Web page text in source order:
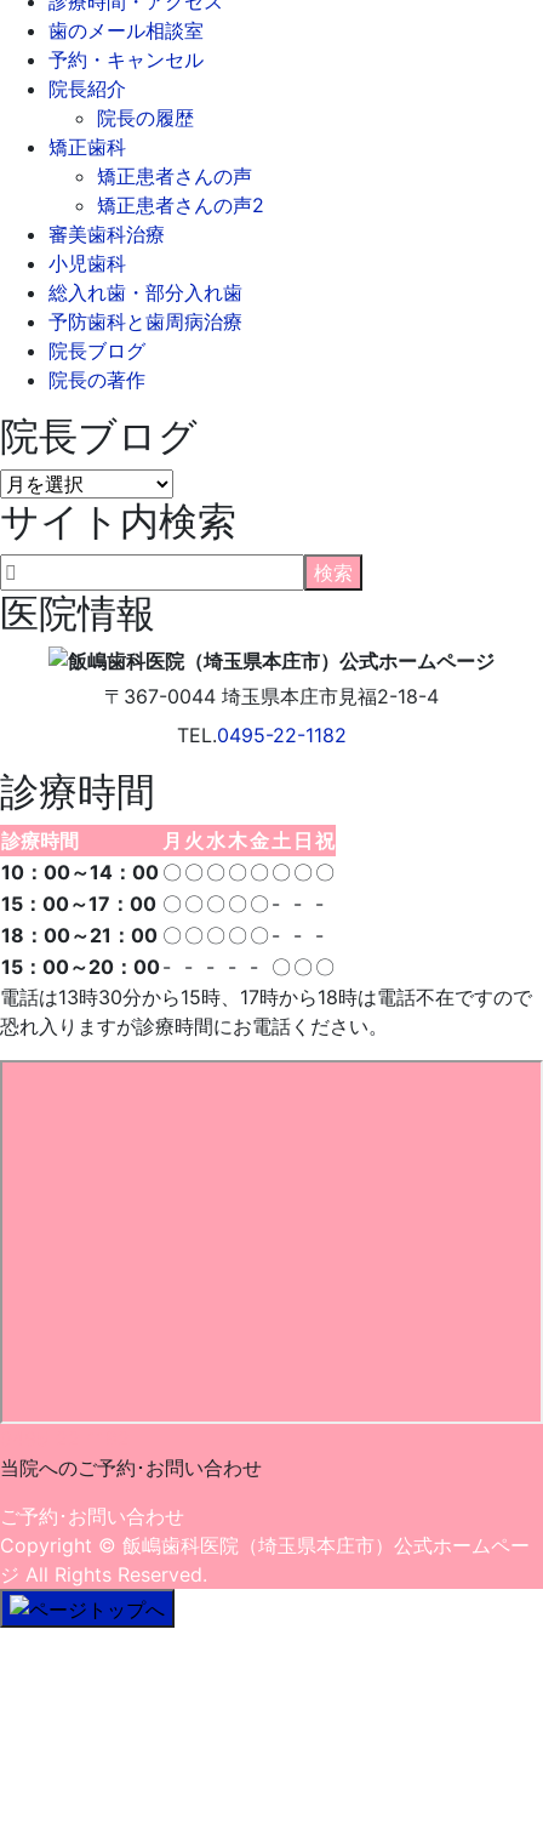
歯のメール相談室
予約・キャンセル
院長紹介
院長の履歴
矯正歯科
矯正患者さんの声
矯正患者さんの声2
審美歯科治療
小児歯科
総入れ歯・部分入れ歯
予防歯科と歯周病治療
院長ブログ
院長の著作
院長ブログ
院
長
ブ
ロ
グ
サイト内検索
医院情報
〒367-0044 埼玉県本庄市見福2-18-4
TEL.0495-22-1182
診療時間
診療時間 月 火 水木金土 日 祝
10：00～14：00 〇 〇 〇 〇 〇 〇 〇 〇
15：00～17：00 〇 〇 〇 〇 〇 - - -
18：00～21：00 〇 〇 〇 〇 〇 - - -
15：00～20：00- - - - - 〇 〇 〇
電話は13時30分から15時、17時から18時は電話不在ですので
恐れ入りますが診療時間にお電話ください。
当院へのご予約･ お問い合わせ
ご予約･お問い合わせ
Copyright © 飯嶋歯科医院（埼玉県本庄市）公式ホームペー
ジ All Rights Reserved.